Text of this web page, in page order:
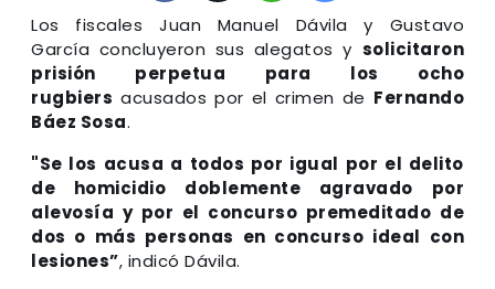
Los fiscales Juan Manuel Dávila y Gustavo
García concluyeron sus alegatos y solicitaron
prisión perpetua para los ocho
rugbiers acusados por el crimen de Fernando
Báez Sosa.
"Se los acusa a todos por igual por el delito
de homicidio doblemente agravado por
alevosía y por el concurso premeditado de
dos o más personas en concurso ideal con
lesiones”, indicó Dávila.